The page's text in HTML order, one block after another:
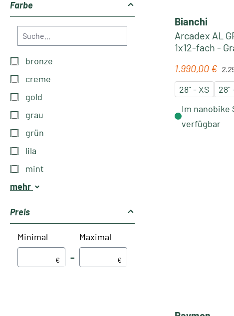
Farbe
bronze
creme
gold
grau
grün
lila
mint
mehr
Preis
Minimal
€ –
Maximal
€
Bianchi
Arcadex AL
1x12-fach -
Verkaufspreis:
1.990,00 €
28" - XS
28"
Im nanobike
verfügbar